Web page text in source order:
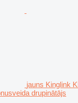
jauns Kinglink
drupinātājs